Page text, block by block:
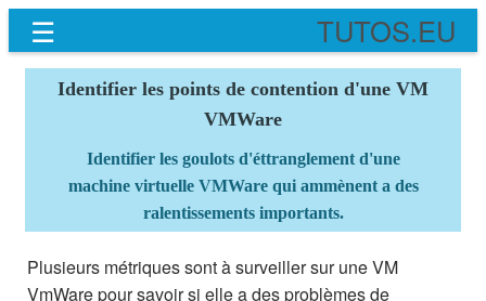
☰ TUTOS.EU
Identifier les points de contention d'une VM
VMWare
Identifier les goulots d'éttranglement d'une
machine virtuelle VMWare qui ammènent a des
ralentissements importants.
Plusieurs métriques sont à surveiller sur une VM
VmWare pour savoir si elle a des problèmes de